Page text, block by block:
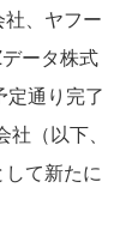
、ヤフー
ータ株式
通り完了
（以下、
て新たに